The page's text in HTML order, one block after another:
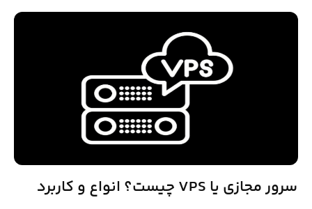
سرور مجازی یا VPS چیست؟ انواع و کاربرد